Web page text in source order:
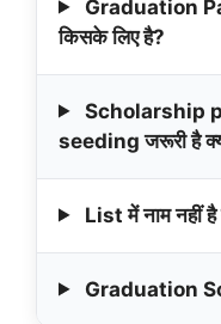
Graduation
किसके लिए है?
Scholarship
seeding जरूरी है
List में नाम नहीं है
Graduation